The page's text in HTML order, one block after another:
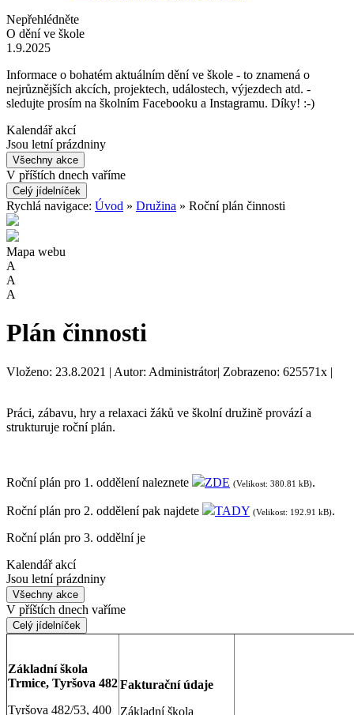
Nepřehlédněte
O dění ve škole
1.9.2025
Informace o bohatém aktuálním dění ve škole - to znamená o
nejrůznějších akcích, projektech, událostech, výjezdech atd. -
sledujte prosím na školním Facebooku a Instagramu. Díky! :-)
Kalendář akcí
Jsou letní prázdniny
Všechny akce
V příštích dnech vaříme
Celý jídelníček
Rychlá navigace: Úvod » Družina » Roční plán činnosti
Mapa webu
A
A
A
Plán činnosti
Vloženo: 23.8.2021 | Autor: Administrátor| Zobrazeno: 625571x |
Práci, zábavu, hry a relaxaci žáků ve školní družině provází a
strukturuje roční plán.
Roční plán pro 1. oddělení naleznete ZDE (Velikost: 380.81 kB).
Roční plán pro 2. oddělení pak najdete TADY (Velikost: 192.91 kB).
Roční plán pro 3. oddělní je
Kalendář akcí
Jsou letní prázdniny
Všechny akce
V příštích dnech vaříme
Celý jídelníček
Základní škola
Trmice, Tyršova 482
Tyršova 482/53, 400
Fakturační údaje
Základní škola